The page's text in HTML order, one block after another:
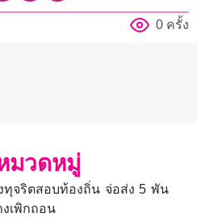
0 ครั้ง
มวดหมู่
ทุจริตสอบท้องถิ่น จ่อส่ง 5 พัน
เพิกถอน